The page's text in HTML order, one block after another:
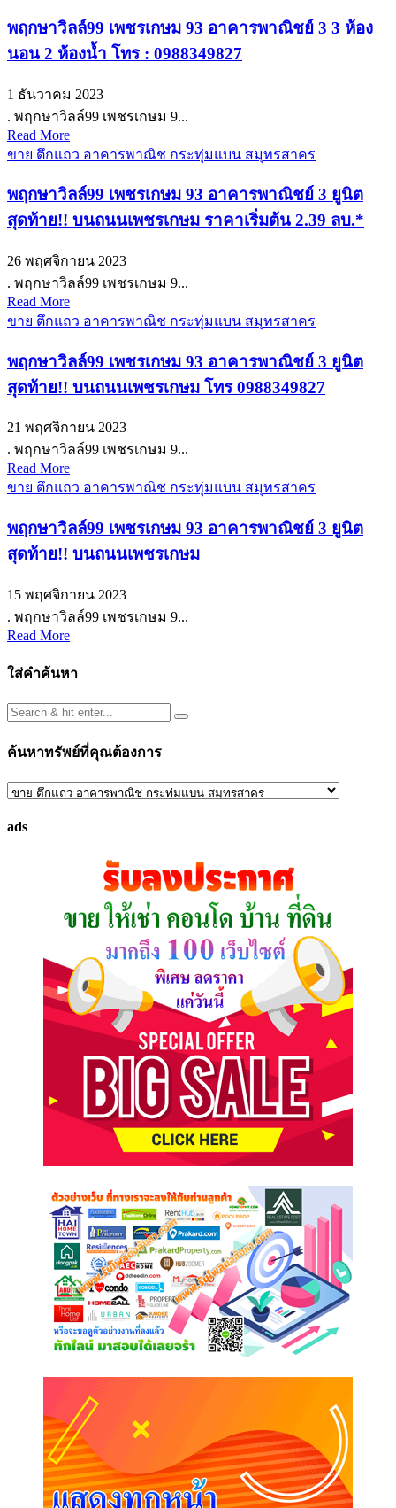
พฤกษาวิลล์99 เพชรเกษม 93 อาคารพาณิชย์ 3 3 ห้อง
นอน 2 ห้องน้ำ โทร : 0988349827
1 ธันวาคม 2023
. พฤกษาวิลล์99 เพชรเกษม 9...
Read More
ขาย ตึกแถว อาคารพาณิช กระทุ่มแบน สมุทรสาคร
พฤกษาวิลล์99 เพชรเกษม 93 อาคารพาณิชย์ 3 ยูนิต
สุดท้าย!! บนถนนเพชรเกษม ราคาเริ่มต้น 2.39 ลบ.*
26 พฤศจิกายน 2023
. พฤกษาวิลล์99 เพชรเกษม 9...
Read More
ขาย ตึกแถว อาคารพาณิช กระทุ่มแบน สมุทรสาคร
พฤกษาวิลล์99 เพชรเกษม 93 อาคารพาณิชย์ 3 ยูนิต
สุดท้าย!! บนถนนเพชรเกษม โทร 0988349827
21 พฤศจิกายน 2023
. พฤกษาวิลล์99 เพชรเกษม 9...
Read More
ขาย ตึกแถว อาคารพาณิช กระทุ่มแบน สมุทรสาคร
พฤกษาวิลล์99 เพชรเกษม 93 อาคารพาณิชย์ 3 ยูนิต
สุดท้าย!! บนถนนเพชรเกษม
15 พฤศจิกายน 2023
. พฤกษาวิลล์99 เพชรเกษม 9...
Read More
ใส่คำค้นหา
ค้นหาทรัพย์ที่คุณต้องการ
ค้นหา
ที่
ads